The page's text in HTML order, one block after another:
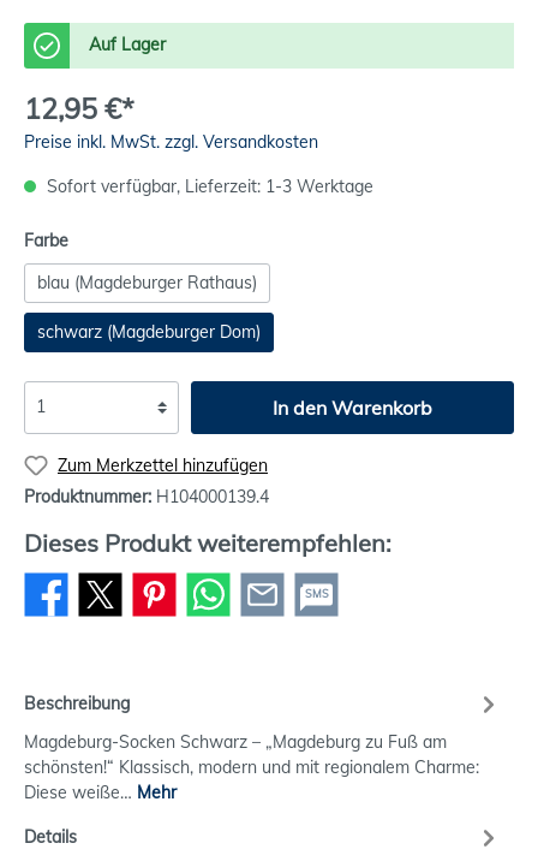
Auf Lager
12,95 €*
Preise inkl. MwSt. zzgl. Versandkosten
Sofort verfügbar, Lieferzeit: 1-3 Werktage
Farbe
blau (Magdeburger Rathaus)
schwarz (Magdeburger Dom)
In den Warenkorb
Zum Merkzettel hinzufügen
Produktnummer: H104000139.4
Dieses Produkt weiterempfehlen:
SMS
Beschreibung
Magdeburg-Socken Schwarz – „Magdeburg zu Fuß am
schönsten!“ Klassisch, modern und mit regionalem Charme:
Diese weiße… Mehr
Details